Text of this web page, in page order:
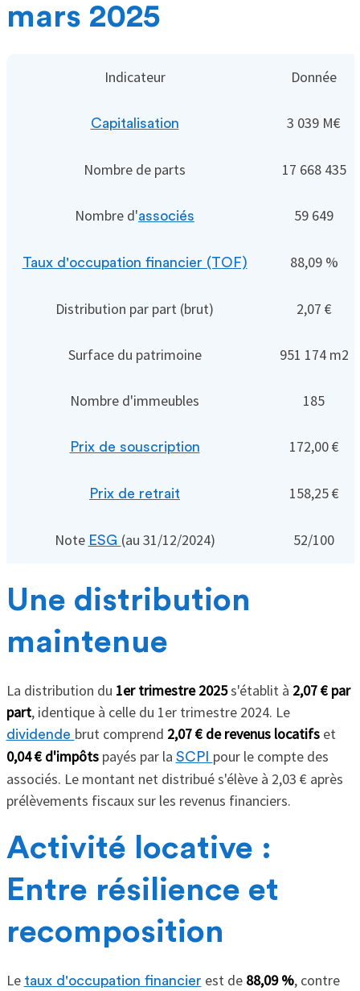
mars 2025
Indicateur Donnée
Capitalisation 3 039 M€
Nombre de parts 17 668 435
Nombre d'associés 59 649
Taux d'occupation financier (TOF) 88,09 %
Distribution par part (brut) 2,07 €
Surface du patrimoine 951 174 m2
Nombre d'immeubles 185
Prix de souscription 172,00 €
Prix de retrait 158,25 €
Note ESG (au 31/12/2024) 52/100
Une distribution
maintenue
La distribution du 1er trimestre 2025s'établit à 2,07 € par
part, identique à celle du 1er trimestre 2024. Le
dividende brut comprend 2,07 € de revenus locatifset
0,04 € d'impôtspayés par la SCPI pour le compte des
associés. Le montant net distribué s'élève à 2,03 € après
prélèvements fiscaux sur les revenus financiers.
Activité locative :
Entre résilience et
recomposition
Le taux d'occupation financier est de 88,09 %, contre